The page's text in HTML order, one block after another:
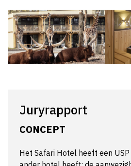
Juryrapport
CONCEPT
Het Safari Hotel heeft een